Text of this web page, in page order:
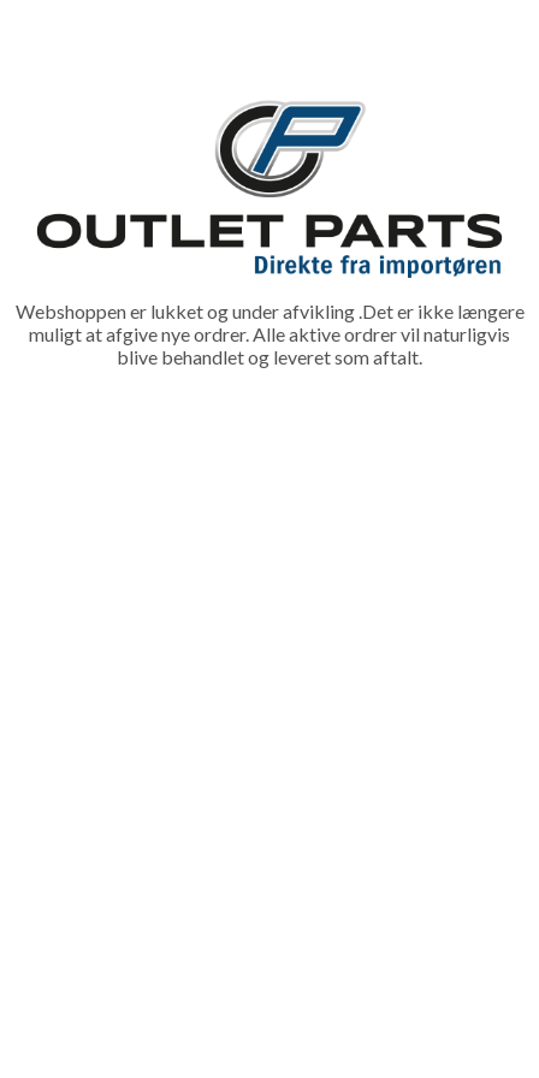
Webshoppen er lukket og under afvikling .Det er ikke længere
muligt at afgive nye ordrer. Alle aktive ordrer vil naturligvis
blive behandlet og leveret som aftalt.